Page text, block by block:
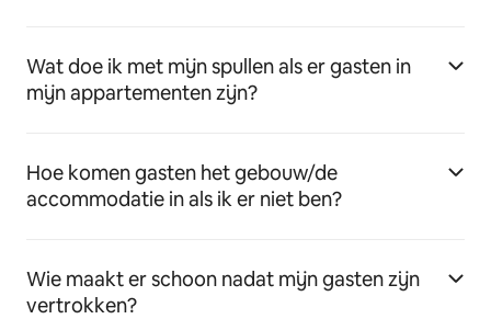
Wat doe ik met mijn spullen als er gasten in
mijn appartementen zijn?
Hoe komen gasten het gebouw/de
accommodatie in als ik er niet ben?
Wie maakt er schoon nadat mijn gasten zijn
vertrokken?